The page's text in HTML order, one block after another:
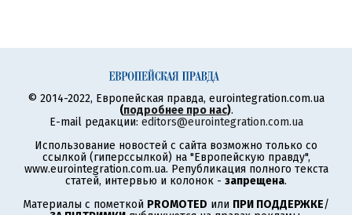
© 2014-2022, Европейская правда, eurointegration.com.ua
(подробнее про нас).
E-mail редакции: editors@eurointegration.com.ua
Использование новостей с сайта возможно только со
ссылкой (гиперссылкой) на "Европейскую правду",
www.eurointegration.com.ua. Републикация полного текста
статей, интервью и колонок - запрещена.
Материалы с пометкой PROMOTED или ПРИ ПОДДЕРЖКЕ/